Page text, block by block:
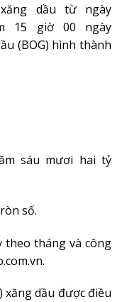
dầu từ ngày
15 giờ 00 ngày
(BOG) hình thành
sáu mươi hai tỷ
số.
theo tháng và công
dầu được điều